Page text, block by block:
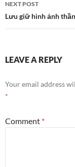
NEXT POST
Lưu giữ hình ảnh
LEAVE A REPLY
Your email address
*
Comment *